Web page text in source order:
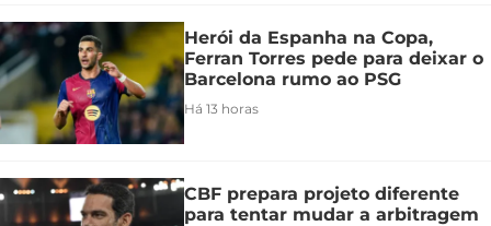
Herói da Espanha na Copa,
Ferran Torres pede para deixar o
Barcelona rumo ao PSG
Há 13 horas
CBF prepara projeto diferente
para tentar mudar a arbitragem